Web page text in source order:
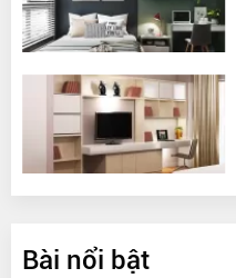
Bài nổi bật